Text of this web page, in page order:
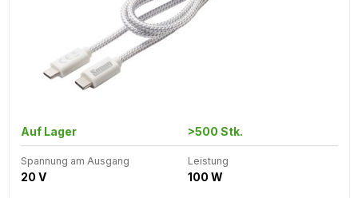
Auf Lager >500 Stk.
Spannung am Ausgang
20 V
Leistung
100 W